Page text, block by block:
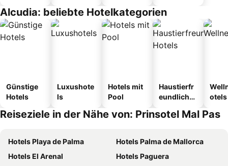
Alcudia: beliebte Hotelkategorien
Günstige
Hotels
Luxushote
ls
Hotels mit
Pool
Haustierfr
eundliche
otels
Reiseziele in der Nähe von: Prinsotel Mal Pas
Hotels Playa de Palma
Hotels Palma de Mallorca
Hotels El Arenal
Hotels Paguera